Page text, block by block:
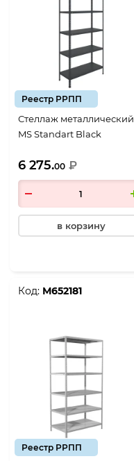
Реестр РРПП
Стеллаж металлический
MS Standart Black
6 275.00 ₽
в корзину
Код: М652181
Реестр РРПП